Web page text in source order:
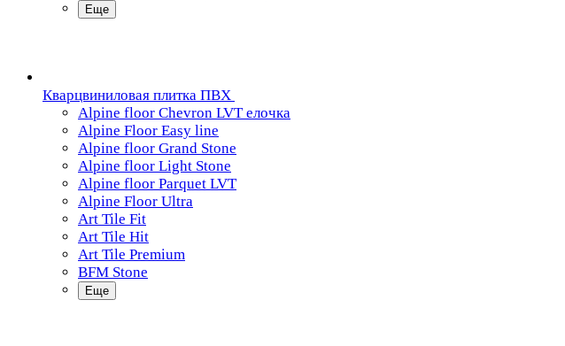
Еще
Кварцвиниловая плитка ПВХ
Alpine floor Chevron LVT елочка
Alpine Floor Easy line
Alpine floor Grand Stone
Alpine floor Light Stone
Alpine floor Parquet LVT
Alpine Floor Ultra
Art Tile Fit
Art Tile Hit
Art Tile Premium
BFM Stone
Еще